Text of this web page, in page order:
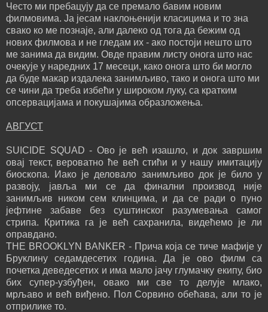
Често ми пребацују да се премало бавим новим
филмовима. Ја јесам наклоњенији класицима и то зна
свако ко ме познаје, али далеко од тога да бежим од
нових филмова и не гледам их - ако постоји нешто што
ме занима да видим. Овде правим листу онога што нас
очекује у наредних 17 месеци, како онога што би могло
да буде макар издалека занимљиво, тако и онога што ми
се чини да треба избећи у широком луку, са кратким
опсервацијама и покушајима образложења.
АВГУСТ
SUICIDE SQUAD - Ово је већ изашло, и док завршим
овај текст, вероватно ће већ стићи и у нашу имитацију
биоскопа. Иако је деловало занимљиво док је било у
развоју, јавља ми се да финални производ није
занимљив ником сем клинцима, и да се ради о пуно
јефтине забаве без суштинског разумевања самог
стрипа. Критика га је већ сахранила, видећемо је ли
оправдано.
THE BROOKLYN BANKER - Прича која се тиче мафије у
Бруклину седамдесетих година. Да је ово филм са
почетка деведесетих и има мало јачу глумачку екипу, био
бих супер-узбуђен, овако ми све то делује млако,
мрљаво и већ виђено. Пол Сорвино обећава, али то је
отприлике то.